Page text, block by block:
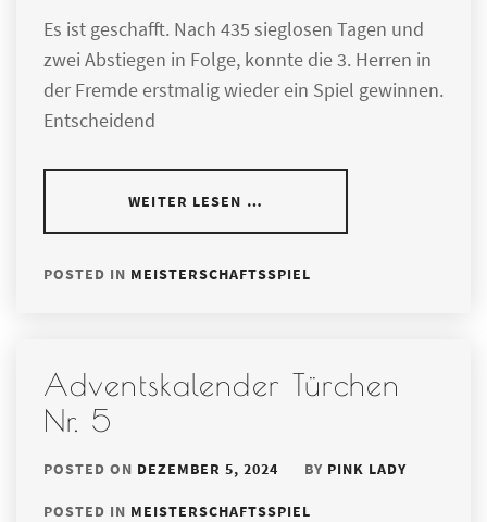
Es ist geschafft. Nach 435 sieglosen Tagen und
zwei Abstiegen in Folge, konnte die 3. Herren in
der Fremde erstmalig wieder ein Spiel gewinnen.
Entscheidend
WEITER LESEN …
POSTED IN MEISTERSCHAFTSSPIEL
Adventskalender Türchen
Nr. 5
POSTED ON DEZEMBER 5, 2024 BY PINK LADY
POSTED IN MEISTERSCHAFTSSPIEL